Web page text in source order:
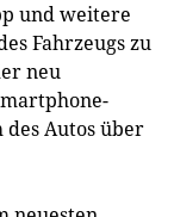
und weitere
Fahrzeugs zu
neu
Autos über